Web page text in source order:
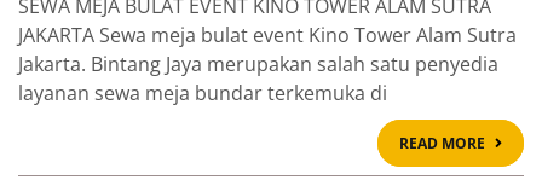
SEWA MEJA BULAT EVENT KINO TOWER ALAM SUTRA
JAKARTA Sewa meja bulat event Kino Tower Alam Sutra
Jakarta. Bintang Jaya merupakan salah satu penyedia
layanan sewa meja bundar terkemuka di
READ MORE
READ